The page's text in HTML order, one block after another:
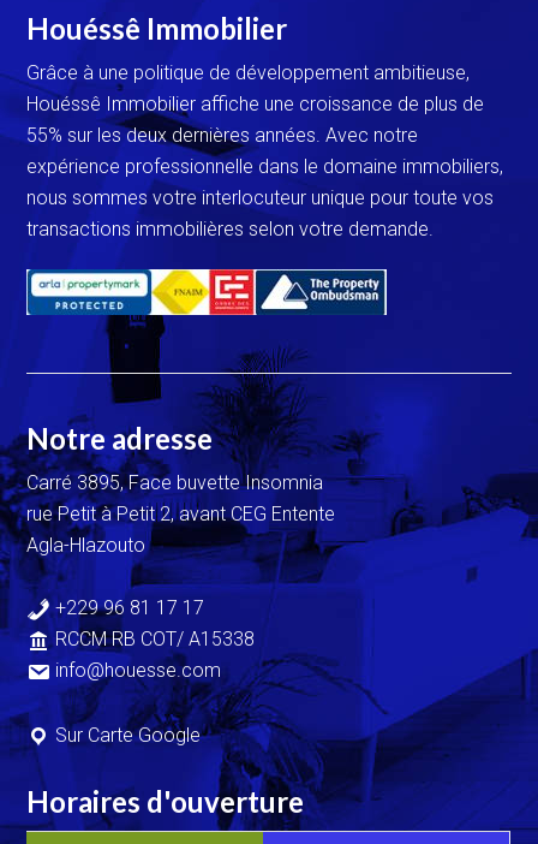
Houéssê Immobilier
Grâce à une politique de développement ambitieuse,
Houéssê Immobilier affiche une croissance de plus de
55% sur les deux dernières années. Avec notre
expérience professionnelle dans le domaine immobiliers,
nous sommes votre interlocuteur unique pour toute vos
transactions immobilières selon votre demande.
Notre adresse
Carré 3895, Face buvette Insomnia
rue Petit à Petit 2, avant CEG Entente
Agla-Hlazouto
+229 96 81 17 17
RCCM RB COT/ A15338
info@houesse.com
Sur Carte Google
Horaires d'ouverture